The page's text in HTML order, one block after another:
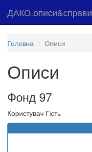
ДАКО.описи&справи
Головна Описи
Описи
Фонд 97
Користувач Гість